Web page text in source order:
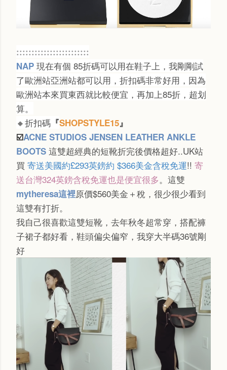
::::::::::::::::::::::::
NAP 現在有個 85折碼可以用在鞋子上，我剛剛試
了歐洲站亞洲站都可以用，折扣碼非常好用，因為
歐洲站本來買東西就比較便宜，再加上85折，超划
算。
🔸折扣碼 『SHOPSTYLE15』
☑️ACNE STUDIOS JENSEN LEATHER ANKLE
BOOTS 這雙超經典的短靴折完後價格超好..UK站
買 寄送美國約£293英鎊約 $366美金含稅免運!! 寄
送台灣324英鎊含稅免運也是便宜很多。這雙
mytheresa這裡原價$560美金＋稅，很少很少看到
這雙有打折。
我自己很喜歡這雙短靴，去年秋冬超常穿，搭配褲
子裙子都好看，鞋頭偏尖偏窄，我穿大半碼36號剛
好